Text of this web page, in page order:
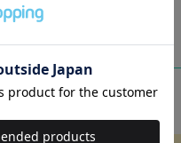
ッフがお預かりして行います